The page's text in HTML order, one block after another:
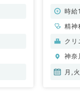
時
精神
クリ
神奈
月,